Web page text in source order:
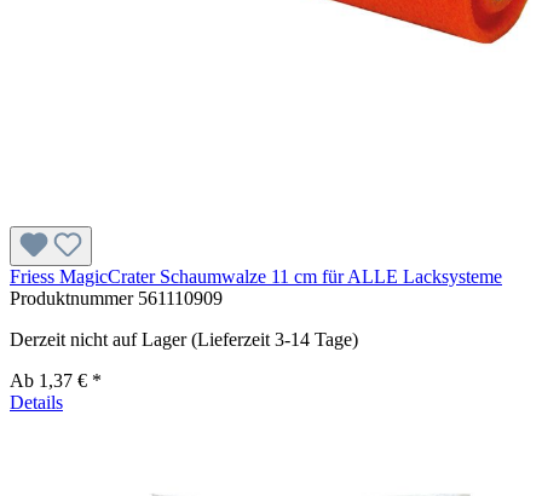
Friess MagicCrater Schaumwalze 11 cm für ALLE Lacksysteme
Produktnummer 561110909
Derzeit nicht auf Lager (Lieferzeit 3-14 Tage)
Ab 1,37 € *
Details